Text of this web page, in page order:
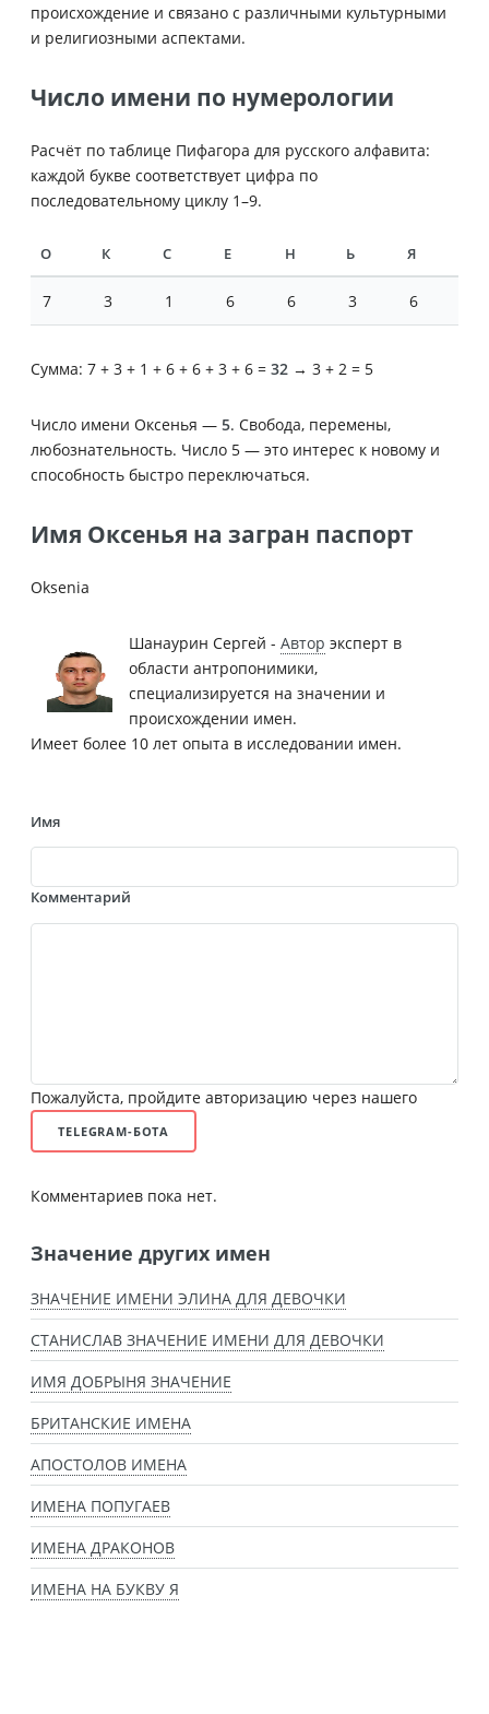
происхождение и связано с различными культурными
и религиозными аспектами.
Число имени по нумерологии
Расчёт по таблице Пифагора для русского алфавита:
каждой букве соответствует цифра по
последовательному циклу 1–9.
О К С Е Н Ь Я
7 3 1 6 6 3 6
Сумма: 7 + 3 + 1 + 6 + 6 + 3 + 6 = 32 → 3 + 2 = 5
Число имени Оксенья — 5. Свобода, перемены,
любознательность. Число 5 — это интерес к новому и
способность быстро переключаться.
Имя Оксенья на загран паспорт
Oksenia
Шанаурин Сергей - Автор эксперт в
области антропонимики,
специализируется на значении и
происхождении имен.
Имеет более 10 лет опыта в исследовании имен.
Имя
Комментарий
Пожалуйста, пройдите авторизацию через нашего
TELEGRAM-БОТА
Комментариев пока нет.
Значение других имен
ЗНАЧЕНИЕ ИМЕНИ ЭЛИНА ДЛЯ ДЕВОЧКИ
СТАНИСЛАВ ЗНАЧЕНИЕ ИМЕНИ ДЛЯ ДЕВОЧКИ
ИМЯ ДОБРЫНЯ ЗНАЧЕНИЕ
БРИТАНСКИЕ ИМЕНА
АПОСТОЛОВ ИМЕНА
ИМЕНА ПОПУГАЕВ
ИМЕНА ДРАКОНОВ
ИМЕНА НА БУКВУ Я